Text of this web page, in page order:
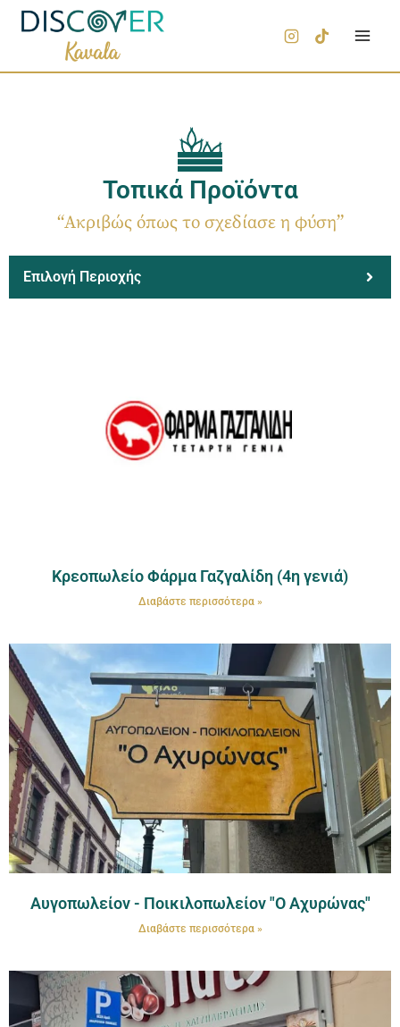
Τοπικά Προϊόντα
“Ακριβώς όπως το σχεδίασε η φύση”
Επιλογή Περιοχής
Κρεοπωλείο Φάρμα Γαζγαλίδη (4η γενιά)
Διαβάστε περισσότερα »
Αυγοπωλείον - Ποικιλοπωλείον "Ο Αχυρώνας"
Διαβάστε περισσότερα »